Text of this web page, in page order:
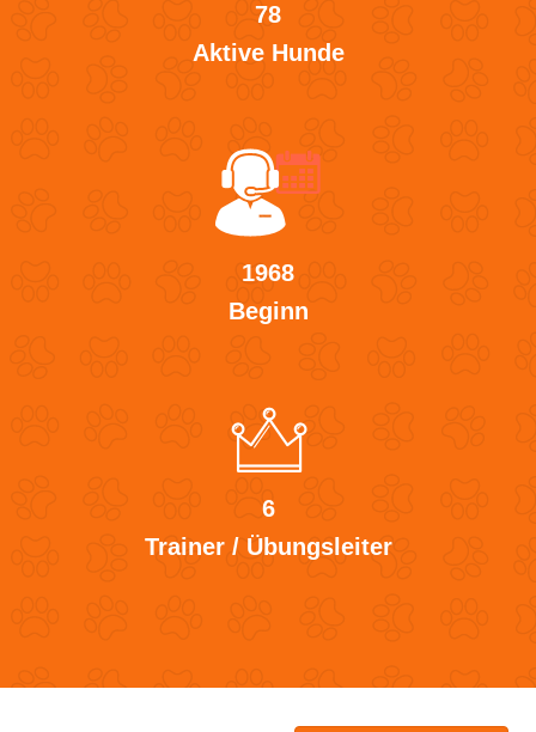
78
Aktive Hunde
1968
Beginn
6
Trainer / Übungsleiter